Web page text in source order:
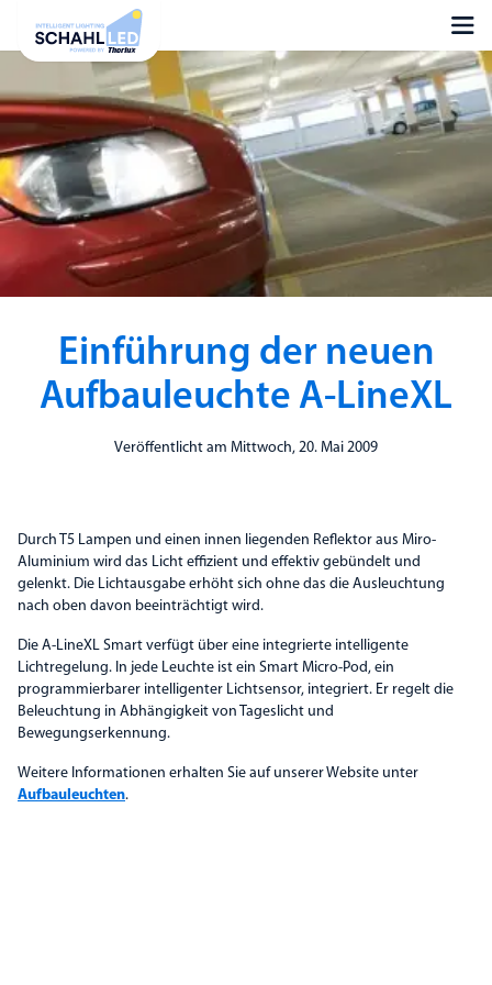
Einführung der neuen
Aufbauleuchte A-LineXL
Veröffentlicht am Mittwoch, 20. Mai 2009
Durch T5 Lampen und einen innen liegenden Reflektor aus Miro-
Aluminium wird das Licht effizient und effektiv gebündelt und
gelenkt. Die Lichtausgabe erhöht sich ohne das die Ausleuchtung
nach oben davon beeinträchtigt wird.
Die A-LineXL Smart verfügt über eine integrierte intelligente
Lichtregelung. In jede Leuchte ist ein Smart Micro-Pod, ein
programmierbarer intelligenter Lichtsensor, integriert. Er regelt die
Beleuchtung in Abhängigkeit von Tageslicht und
Bewegungserkennung.
Weitere Informationen erhalten Sie auf unserer Website unter
Aufbauleuchten.